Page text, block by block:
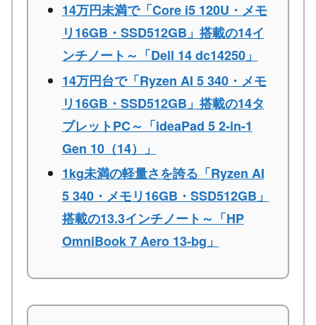
14万円未満で「Core i5 120U・メモ
リ16GB・SSD512GB」搭載の14イ
ンチノート～「Dell 14 dc14250」
14万円台で「Ryzen AI 5 340・メモ
リ16GB・SSD512GB」搭載の14タ
ブレットPC～「ideaPad 5 2-in-1
Gen 10（14）」
1kg未満の軽量さを誇る「Ryzen AI
5 340・メモリ16GB・SSD512GB」
搭載の13.3インチノート～「HP
OmniBook 7 Aero 13-bg」